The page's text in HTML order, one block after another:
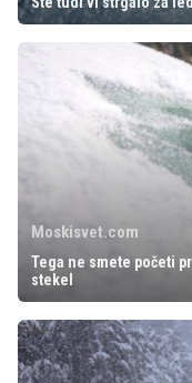
Moskisvet.com
Tega ne smete početi
stekel